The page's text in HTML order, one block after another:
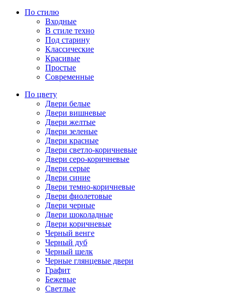
По стилю
Входные
В стиле техно
Под старину
Классические
Красивые
Простые
Современные
По цвету
Двери белые
Двери вишневые
Двери желтые
Двери зеленые
Двери красные
Двери светло-коричневые
Двери серо-коричневые
Двери серые
Двери синие
Двери темно-коричневые
Двери фиолетовые
Двери черные
Двери шоколадные
Двери коричневые
Черный венге
Черный дуб
Черный шелк
Черные глянцевые двери
Графит
Бежевые
Светлые